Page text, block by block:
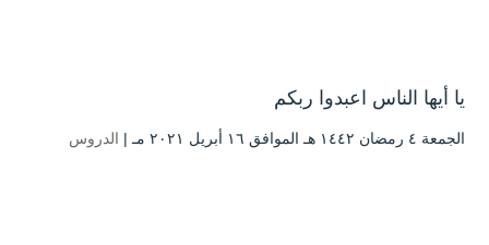
يا أيها الناس اعبدوا ربكم
الجمعة ٤ رمضان ۱٤٤۲ هـ الموافق ۱٦ أبريل ۲۰۲۱ مـ | الدروس